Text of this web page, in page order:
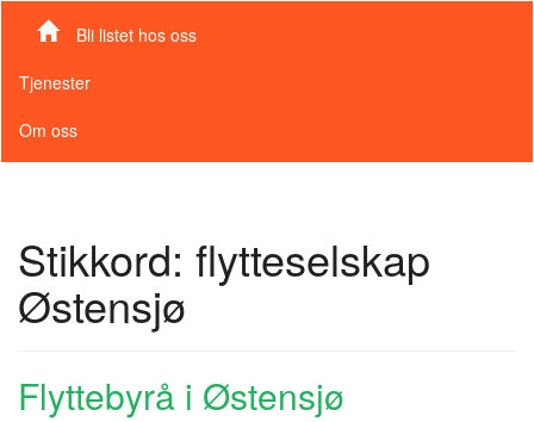
Bli listet hos oss
Tjenester
Om oss
Stikkord: flytteselskap
Østensjø
Flyttebyrå i Østensjø